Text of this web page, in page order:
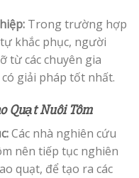
Trong trường hợp
khắc phục, người
từ các chuyên gia
giải pháp tốt nhất.
Quạt Nuôi Tôm
Các nhà nghiên cứu
nên tiếp tục nghiên
quạt, để tạo ra các